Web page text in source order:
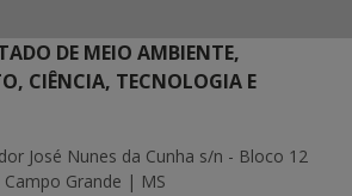
DE MEIO AMBIENTE,
CIÊNCIA, TECNOLOGIA E
José Nunes da Cunha s/n - Bloco 12
Grande | MS